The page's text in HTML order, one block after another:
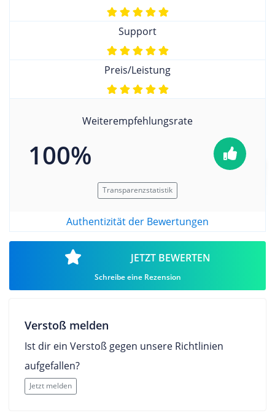
Support
Preis/Leistung
Weiterempfehlungsrate
100%
Transparenzstatistik
Authentizität der Bewertungen
JETZT BEWERTEN
Schreibe eine Rezension
Verstoß melden
Ist dir ein Verstoß gegen unsere Richtlinien
aufgefallen?
Jetzt melden